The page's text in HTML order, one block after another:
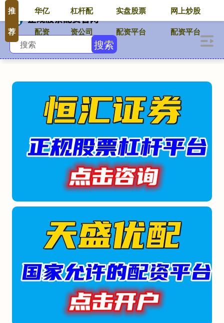
搜索
推
荐
华亿
配资
杠杆配
资公司
实盘股票
配资平台
网上炒股
配资平台